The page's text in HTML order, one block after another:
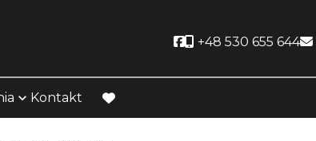
Social link
+48 530 655 644
Kontakt
favorite